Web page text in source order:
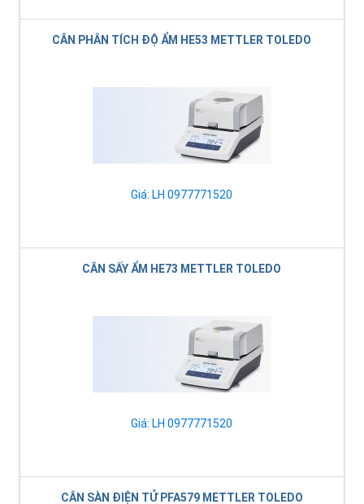
CÂN PHÂN TÍCH ĐỘ ẨM HE53 METTLER TOLEDO
Giá: LH 0977771520
CÂN SẤY ẨM HE73 METTLER TOLEDO
Giá: LH 0977771520
CÂN SÀN ĐIỆN TỬ PFA579 METTLER TOLEDO